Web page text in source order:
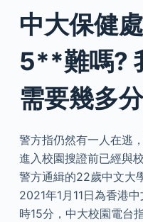
中大保健
5**難嗎?
需要幾多
警方指仍然有一人在逃
進入校園搜證前已經與
警方通緝的22歲中文大
2021年1月11日為香港
時15分，中大校園電台